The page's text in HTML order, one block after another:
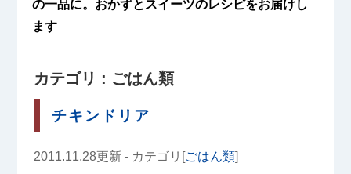
の一品に。 おかずとスイーツのレシピをお届けし
ます
カテゴリ : ごはん類
チキンドリア
2011.11.28更新 - カテゴリ[ごはん類]